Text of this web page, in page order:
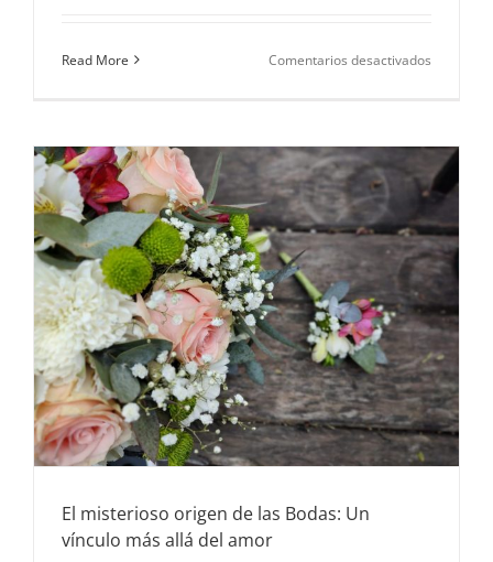
Read More Comentarios desactivados
las
bodas
reales.
El misterioso origen de las Bodas: Un
vínculo más allá del amor